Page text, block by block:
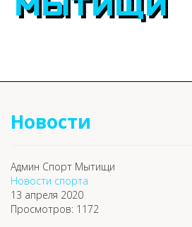
Новости
Админ Спорт Мытищи
Новости спорта
13 апреля 2020
Просмотров: 1172